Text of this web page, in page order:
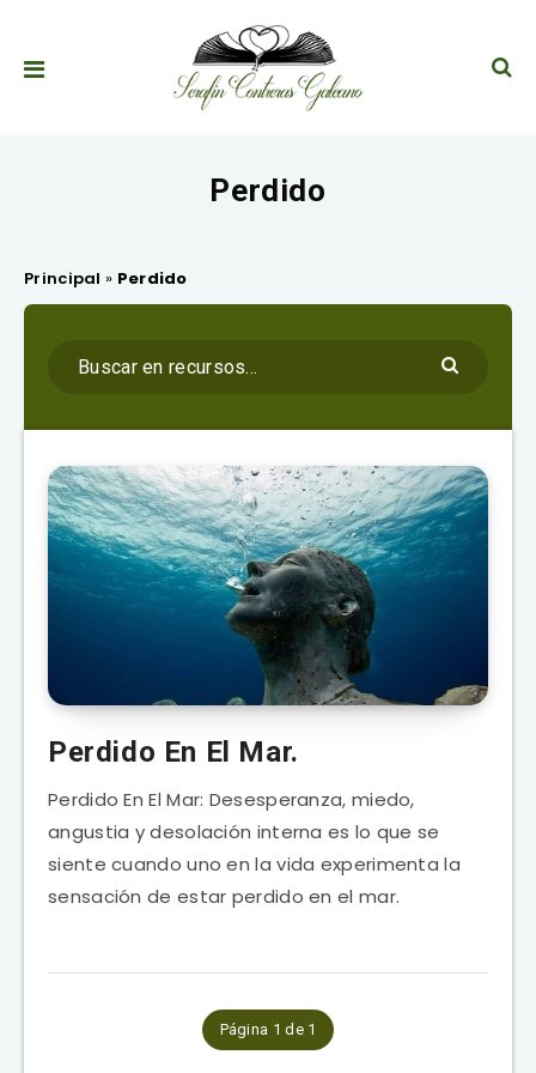
Perdido
Principal » Perdido
Perdido En El Mar.
Perdido En El Mar: Desesperanza, miedo,
angustia y desolación interna es lo que se
siente cuando uno en la vida experimenta la
sensación de estar perdido en el mar.
Página 1 de 1